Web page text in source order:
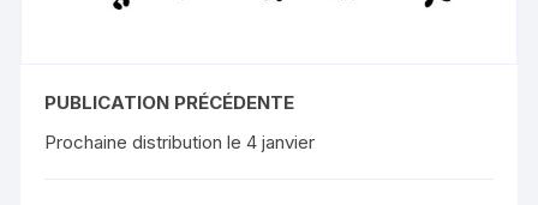
PUBLICATION PRÉCÉDENTE
Prochaine distribution le 4 janvier